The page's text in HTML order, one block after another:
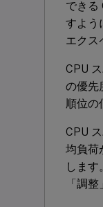
できる
すよう
エクス
CPU
の優先
順位
CPU
均負荷
しま
「調